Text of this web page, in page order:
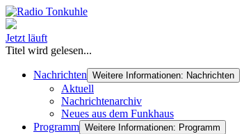
Jetzt läuft
Titel wird gelesen...
Nachrichten Weitere Informationen: Nachrichten
Aktuell
Nachrichtenarchiv
Neues aus dem Funkhaus
Programm Weitere Informationen: Programm